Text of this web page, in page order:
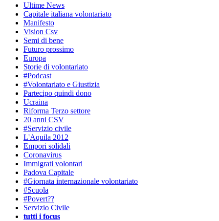
Ultime News
Capitale italiana volontariato
Manifesto
Vision Csv
Semi di bene
Futuro prossimo
Europa
Storie di volontariato
#Podcast
#Volontariato e Giustizia
Partecipo quindi dono
Ucraina
Riforma Terzo settore
20 anni CSV
#Servizio civile
L'Aquila 2012
Empori solidali
Coronavirus
Immigrati volontari
Padova Capitale
#Giornata internazionale volontariato
#Scuola
#Povert??
Servizio Civile
tutti i focus